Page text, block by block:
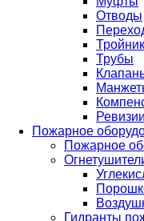
Отводы
Трубы
Ревизии
Пожарное
Пожарное
Гидранты